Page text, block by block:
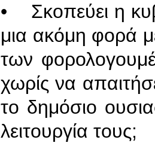
• Σκοπεύει η
μια ακόμη φορά
των
χωρίς να
το δημόσιο
λειτουργία τους;